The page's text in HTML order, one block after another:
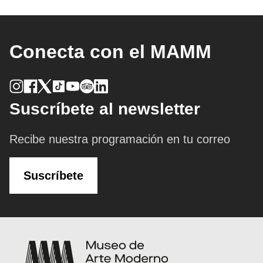
Conecta con el MAMM
Suscríbete al newsletter
Recibe nuestra programación en tu correo
Suscríbete